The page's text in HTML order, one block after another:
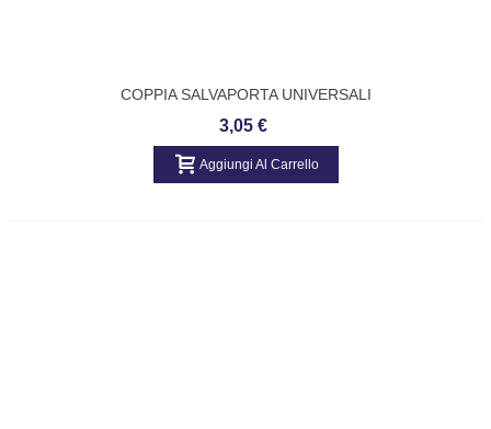
COPPIA SALVAPORTA UNIVERSALI
UNIVERSALI NERI
3,05 €
Aggiungi Al Carrello